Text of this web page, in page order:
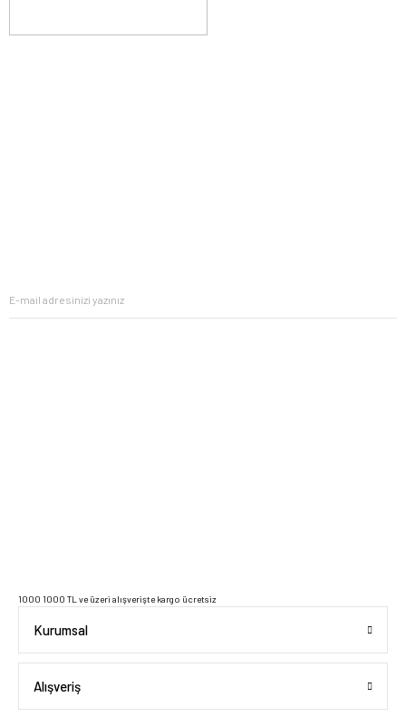
1000 1000 TL ve üzeri alışverişte kargo ücretsiz
Kurumsal
Alışveriş